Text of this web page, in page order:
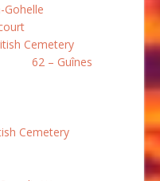
Gohelle
Cemetery
62 – Guînes
Cemetery